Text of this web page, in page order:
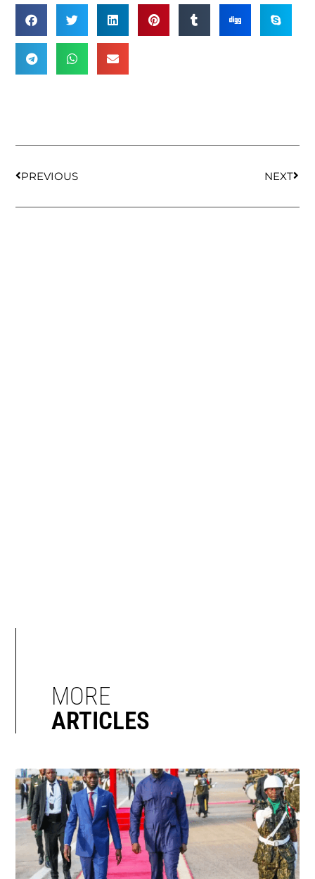
PREVIOUS NEXT
MORE
ARTICLES